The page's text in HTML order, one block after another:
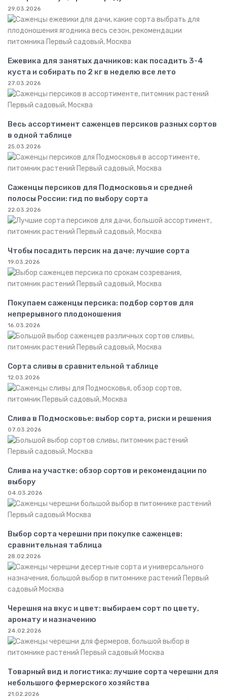
29.03.2026
Ежевика для занятых дачников: как посадить 3-4
куста и собирать по 2 кг в неделю все лето
27.03.2026
Весь ассортимент саженцев персиков разных сортов
в одной таблице
25.03.2026
Саженцы персиков для Подмосковья и средней
полосы России: гид по выбору сорта
22.03.2026
Чтобы посадить персик на даче: лучшие сорта
19.03.2026
Покупаем саженцы персика: подбор сортов для
непрерывного плодоношения
16.03.2026
Сорта сливы в сравнительной таблице
12.03.2026
Слива в Подмосковье: выбор сорта, риски и решения
07.03.2026
Слива на участке: обзор сортов и рекомендации по
выбору
04.03.2026
Выбор сорта черешни при покупке саженцев:
сравнительная таблица
28.02.2026
Черешня на вкус и цвет: выбираем сорт по цвету,
аромату и назначению
24.02.2026
Товарный вид и логистика: лучшие сорта черешни для
небольшого фермерского хозяйства
21.02.2026